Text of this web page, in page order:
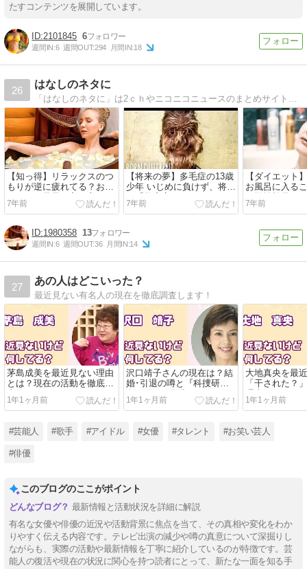
たすコンテンツを展開しています。
2101845 6
週間IN:6 週間OUT:294 月間IN:18
26
はなしのネタに
【知っ得】リラックスのつ
もりが逆に疲れてる？おス
スメなお風呂の入り方
7年前
【将来の夢】多毛症の13歳
少年 いじめに負けず、将来
は「警察官になりたい」
（印）
7年前
【ダイエット
お風呂に入る
ー燃焼効果
7年前
1980358 13
週間IN:6 週間OUT:36 月間IN:14
27
あの人はどこいった？
最近見ない有名人の現在を徹底調査します！
茅島成美を最近見ない理由
とは？現在の活動を徹底調
査！
1年1ヶ月前
沢口靖子さんの現在は？結
婚･引退の噂と『科捜研の
女』終了の影響
1年1ヶ月前
大地真央を最
「干された？
理由とアイフ
報！
1年1ヶ月前
#芸能人 #歌手 #アイドル #女優 #タレント #お笑い芸人
#俳優
このブログのここがポイント
最新情報と活動状況を詳細に解説
有名な女優や俳優の近況や活動背景に焦点を当て、その真相や変化をわか
りやすく伝える内容です。テレビ出演の減少や噂の真意について深掘りし
ながらも、実際の活動や最新情報を丁寧に紹介しているのが特徴です。芸
能人の復活や現在の状況に関心を持つ読者にとって、新たな一面を知る手